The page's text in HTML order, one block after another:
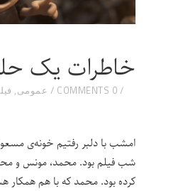
خاطرات یک
عمومی, 0 COMMENTS
امشب با دلبر رفتیم خونه‌ی
شب فیلم بود. محمد، مونس و
کرده بود. محمد که با هم همکار